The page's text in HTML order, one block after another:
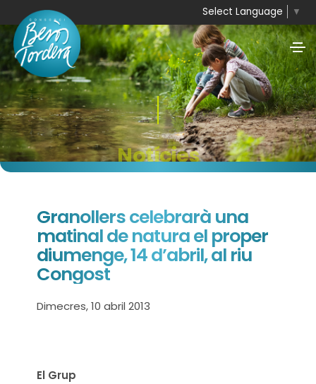
Select Language ▼
Notícies
Granollers celebrarà una
matinal de natura el proper
diumenge, 14 d’abril, al riu
Congost
Dimecres, 10 abril 2013
El Grup